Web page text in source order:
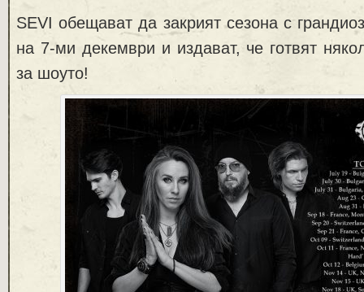
SEVI обещават да закрият сезона с
на 7-ми декември и издават, че готвят
за шоуто!